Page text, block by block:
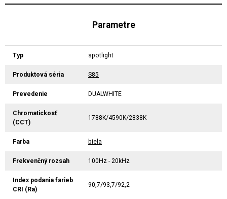
Parametre
Typ spotlight
Produktová séria S85
Prevedenie DUALWHITE
Chromatickosť
(CCT)
1788K/4590K/2838K
Farba biela
Frekvenčný rozsah 100Hz - 20kHz
Index podania farieb
CRI (Ra)
90,7/93,7/92,2